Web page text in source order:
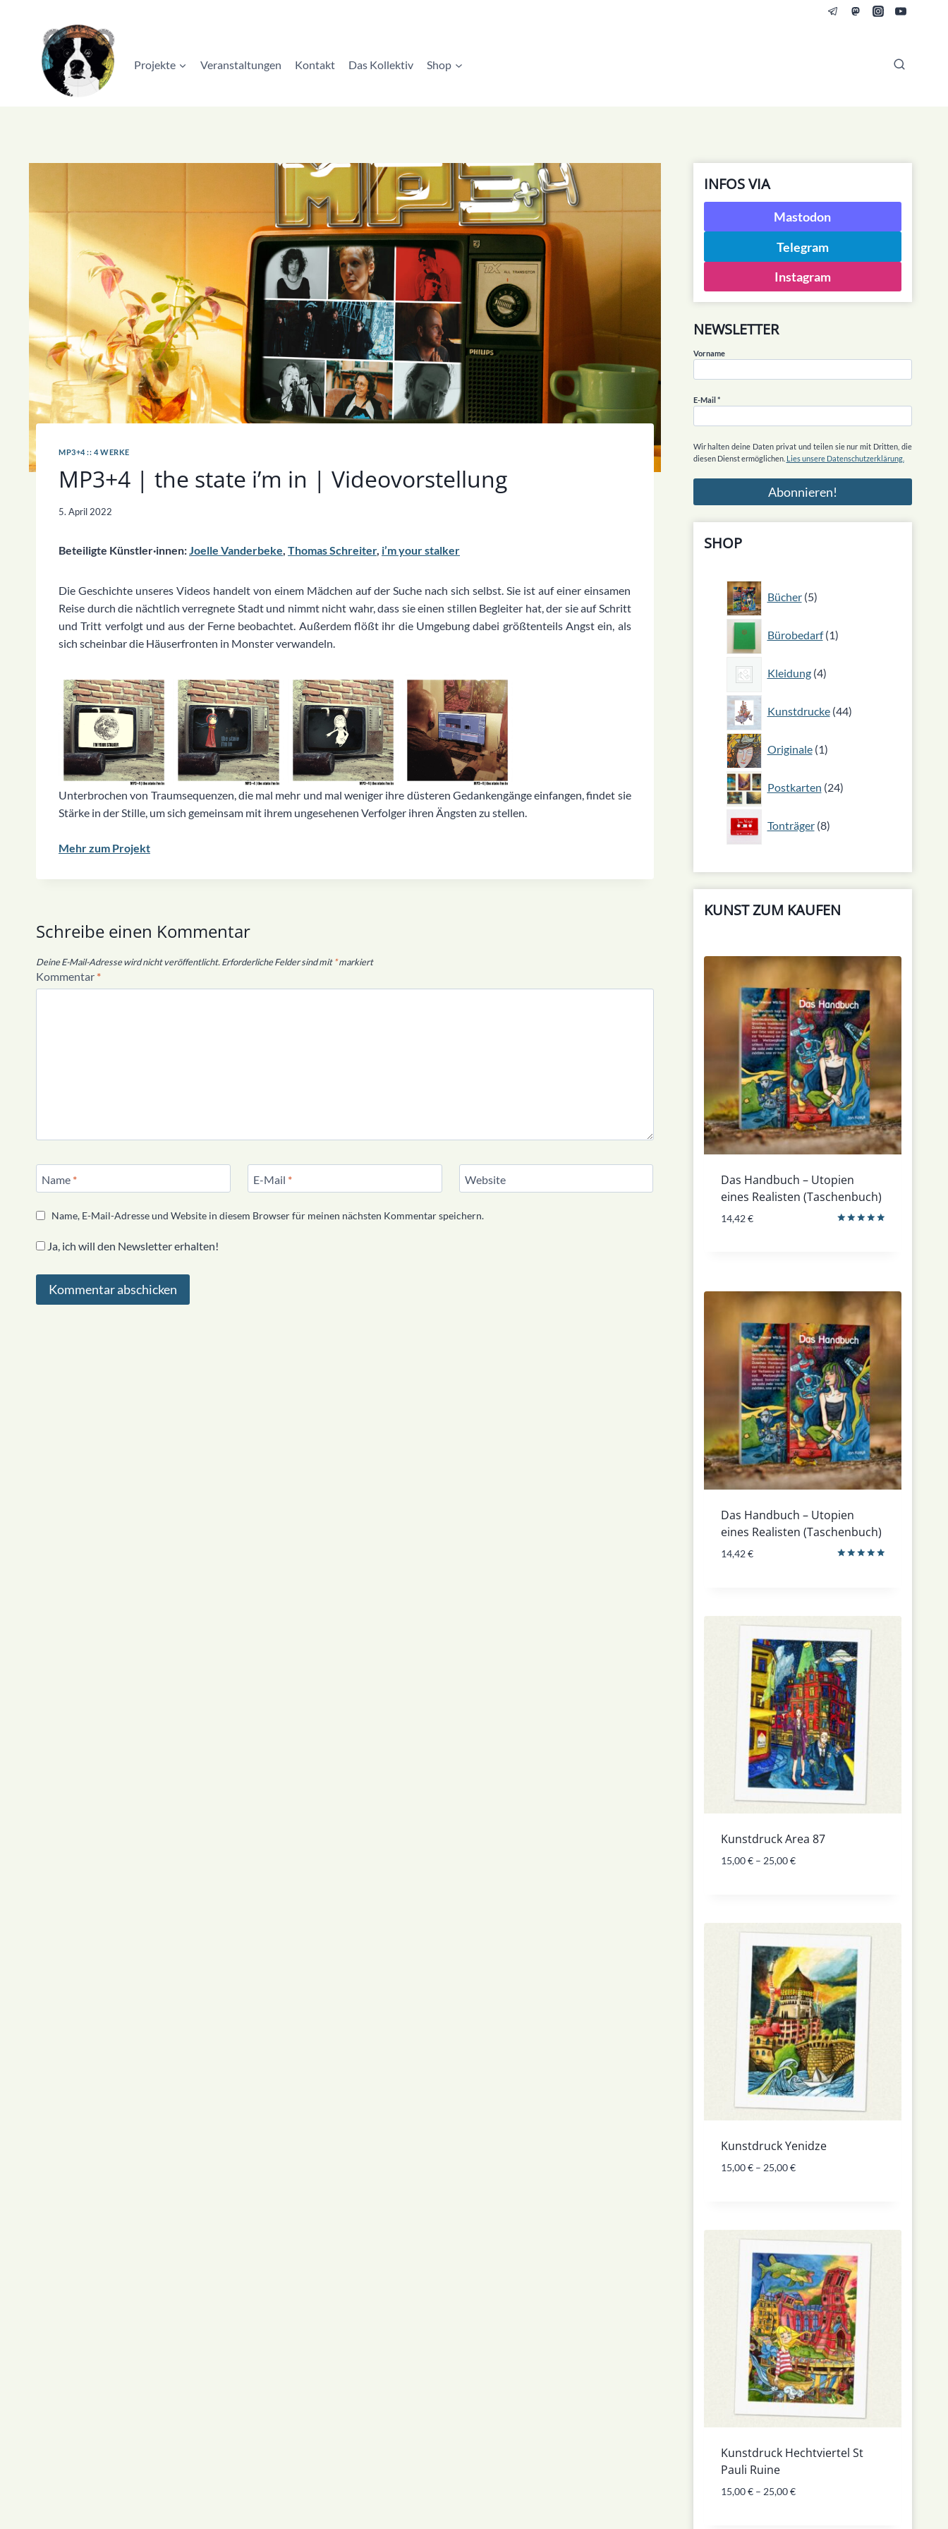
Projekte
Veranstaltungen Kontakt Das Kollektiv Shop
MP3+4 :: 4 WERKE
MP3+4 | the state i’m in | Videovorstellung
5. April 2022
Beteiligte Künstler·innen:Joelle Vanderbeke, Thomas Schreiter, i’m your stalker
Die Geschichte unseres Videos handelt von einem Mädchen auf der Suche nach sich selbst. Sie ist auf einer einsamen
Reise durch die nächtlich verregnete Stadt und nimmt nicht wahr, dass sie einen stillen Begleiter hat, der sie auf Schritt
und Tritt verfolgt und aus der Ferne beobachtet. Außerdem flößt ihr die Umgebung dabei größtenteils Angst ein, als
sich scheinbar die Häuserfronten in Monster verwandeln.
Unterbrochen von Traumsequenzen, die mal mehr und mal weniger ihre düsteren Gedankengänge einfangen, findet sie
Stärke in der Stille, um sich gemeinsam mit ihrem ungesehenen Verfolger ihren Ängsten zu stellen.
Mehr zum Projekt
Schreibe einen Kommentar
Deine E-Mail-Adresse wird nicht veröffentlicht.Erforderliche Felder sind mit*markiert
Kommentar *
Name * E-Mail * Website
Name, E-Mail-Adresse und Website in diesem Browser für meinen nächsten Kommentar speichern.
Ja, ich will den Newsletter erhalten!
INFOS VIA
Mastodon
Telegram
Instagram
NEWSLETTER
Vorname
E-Mail *
Wir halten deine Daten privat und teilen sie nur mit Dritten, die
diesen Dienst ermöglichen. Lies unsere Datenschutzerklärung.
SHOP
Bücher 5
5
Produkte
Bürobedarf 1
1
Produkt
Kleidung 4
4
Produkte
Kunstdrucke 44
44
Produkte
Originale 1
1
Produkt
Postkarten 24
24
Produkte
Tonträger 8
8
Produkte
KUNST ZUM KAUFEN
Das Handbuch – Utopien
eines Realisten (Taschenbuch)
14,42€
Das Handbuch – Utopien
eines Realisten (Taschenbuch)
14,42€
Kunstdruck Area 87
15,00€– 25,00€
Kunstdruck Yenidze
15,00€– 25,00€
Kunstdruck Hechtviertel St
Pauli Ruine
15,00€– 25,00€